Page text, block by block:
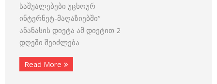
საშუალებები უცხოურ
ინტერნეტ-მაღაზიებში“
ანანასის დიეტა ამ დიეტით 2
დღეში შეიძლება
Read More